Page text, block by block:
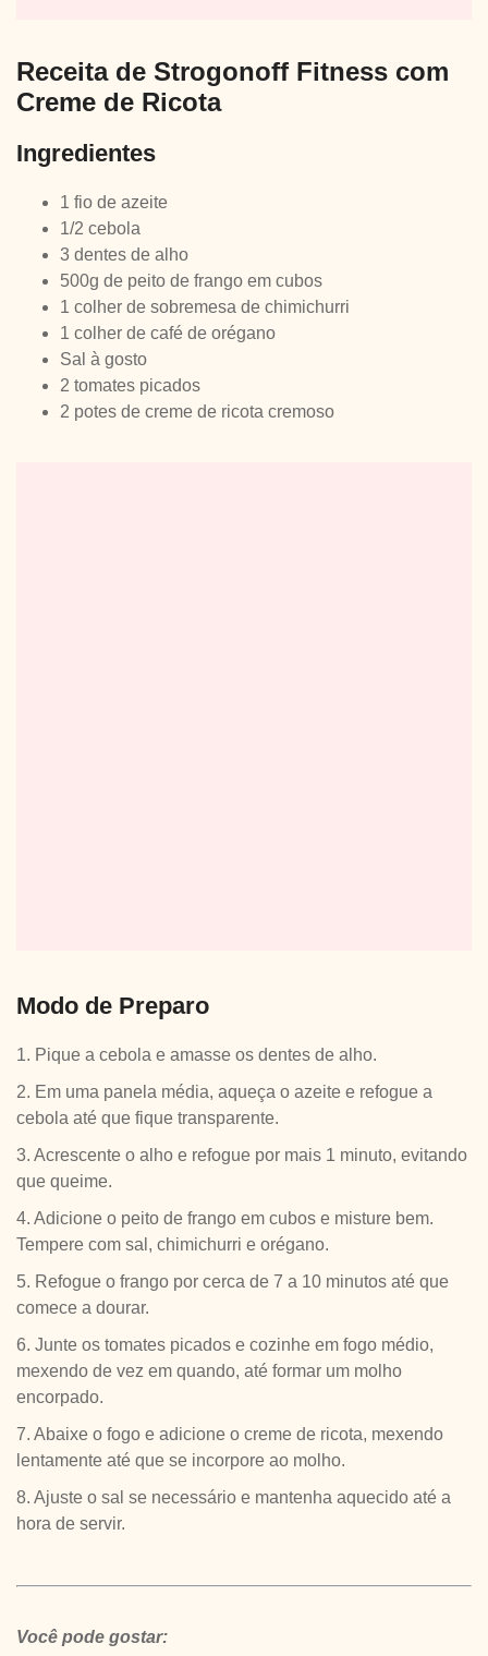
Receita de Strogonoff Fitness com
Creme de Ricota
Ingredientes
1 fio de azeite
1/2 cebola
3 dentes de alho
500g de peito de frango em cubos
1 colher de sobremesa de chimichurri
1 colher de café de orégano
Sal à gosto
2 tomates picados
2 potes de creme de ricota cremoso
Modo de Preparo
1. Pique a cebola e amasse os dentes de alho.
2. Em uma panela média, aqueça o azeite e refogue a
cebola até que fique transparente.
3. Acrescente o alho e refogue por mais 1 minuto, evitando
que queime.
4. Adicione o peito de frango em cubos e misture bem.
Tempere com sal, chimichurri e orégano.
5. Refogue o frango por cerca de 7 a 10 minutos até que
comece a dourar.
6. Junte os tomates picados e cozinhe em fogo médio,
mexendo de vez em quando, até formar um molho
encorpado.
7. Abaixe o fogo e adicione o creme de ricota, mexendo
lentamente até que se incorpore ao molho.
8. Ajuste o sal se necessário e mantenha aquecido até a
hora de servir.
Você pode gostar: